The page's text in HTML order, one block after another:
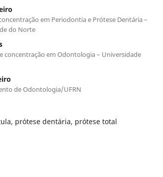
em Periodontia e Prótese Dentária –
do Norte
concentração em Odontologia – Universidade
de Odontologia/UFRN
prótese dentária, prótese total